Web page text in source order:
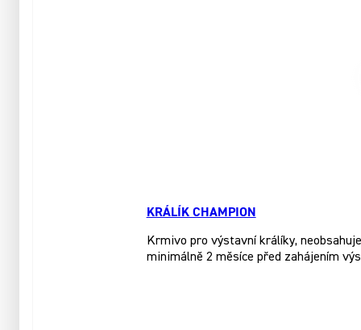
KRÁLÍK CHAMPION
Krmivo pro výstavní králíky,
minimálně 2 měsíce před zahájením